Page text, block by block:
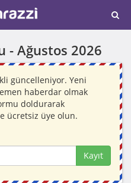
- Ağustos 2026
güncelleniyor. Yeni
haberdar olmak
doldurarak
ücretsiz üye olun.
Kayıt